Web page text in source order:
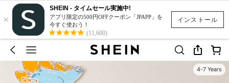
インストール
×
SHEIN - タイムセール実施中!
アプリ限定の500円OFFクーポン「JPAPP」を
今すぐ使おう！
(11,600)
4-7 Years